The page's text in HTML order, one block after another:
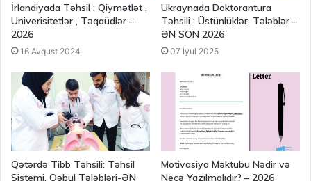
İrlandiyada Təhsil : Qiymətlət ,
Univerisitetlər , Təqaüdlər –
2026
16 Avqust 2024
Ukraynada Doktorantura
Təhsili : Üstünlüklər, Tələblər –
ƏN SON 2026
07 İyul 2025
Qətərdə Tibb Təhsili: Təhsil
Sistemi, Qəbul Tələbləri-ƏN
Motivasiya Məktubu Nədir və
Necə Yazılmalıdır? – 2026